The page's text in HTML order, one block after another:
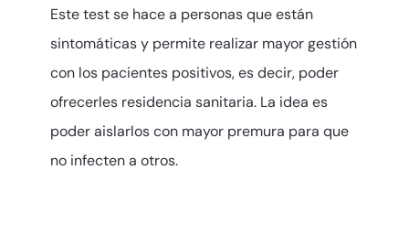
Este test se hace a personas que están
sintomáticas y permite realizar mayor gestión
con los pacientes positivos, es decir, poder
ofrecerles residencia sanitaria. La idea es
poder aislarlos con mayor premura para que
no infecten a otros.